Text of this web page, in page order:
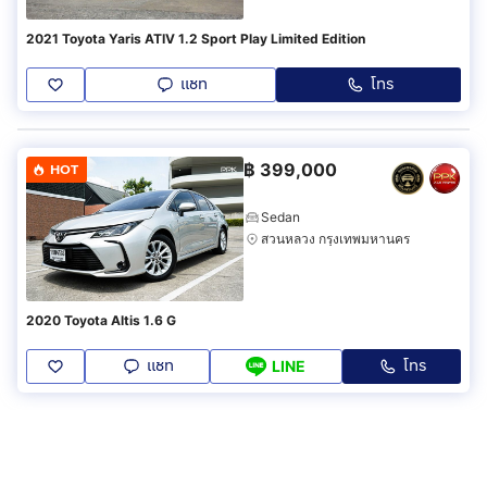
2021 Toyota Yaris ATIV 1.2 Sport Play Limited Edition
แชท โทร
HOT ฿ 399,000
Sedan
สวนหลวง กรุงเทพมหานคร
2020 Toyota Altis 1.6 G
แชท LINE โทร